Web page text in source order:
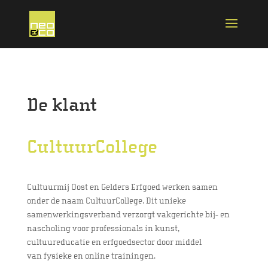
De klant
CultuurCollege
Cultuurmij Oost en Gelders Erfgoed werken samen
onder de naam CultuurCollege. Dit unieke
samenwerkingsverband verzorgt vakgerichte bij- en
nascholing voor professionals in kunst,
cultuureducatie en erfgoedsector door middel
van fysieke en online trainingen.